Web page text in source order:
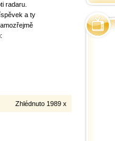
radaru.
a ty
Zhlédnuto 1989 x